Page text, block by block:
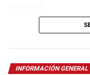
Además, la
punto de recolección
matutino y
INFORMACIÓN GENERAL